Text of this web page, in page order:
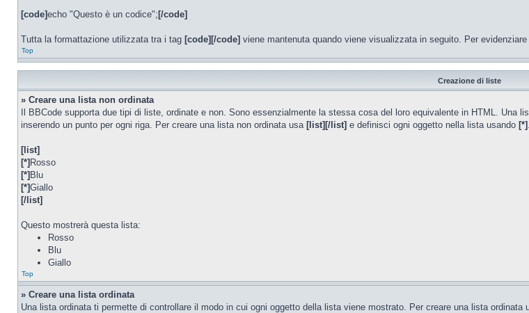
[code]echo "Questo è un codice"; [/code]
Tutta la formattazione utilizzata tra i tag [code][/code] viene mantenuta quando viene visualizzata in seguito. Per
Top
Creazione di liste
» Creare una lista non ordinata
Il BBCode supporta due tipi di liste, ordinate e non. Sono essenzialmente la stessa cosa del loro equivalente in HTML. Una
inserendo un punto per ogni riga. Per creare una lista non ordinata usa [list][/list] e definisci ogni oggetto nella lista usando [*]
[list]
[*] Rosso
[*] Blu
[*]Giallo
[/list]
Questo mostrerà questa lista:
Rosso
Blu
Giallo
Top
» Creare una lista ordinata
Una lista ordinata ti permette di controllare il modo in cui ogni oggetto della lista viene mostrato. Per creare una lista ordinata